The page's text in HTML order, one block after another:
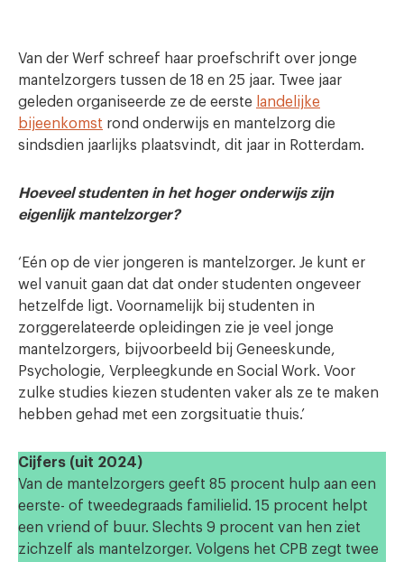
Van der Werf schreef haar proefschrift over jonge
mantelzorgers tussen de 18 en 25 jaar. Twee jaar
geleden organiseerde ze de eerste landelijke
bijeenkomst rond onderwijs en mantelzorg die
sindsdien jaarlijks plaatsvindt, dit jaar in Rotterdam.
Hoeveel studenten in het hoger onderwijs zijn
eigenlijk mantelzorger?
‘Eén op de vier jongeren is mantelzorger. Je kunt er
wel vanuit gaan dat dat onder studenten ongeveer
hetzelfde ligt. Voornamelijk bij studenten in
zorggerelateerde opleidingen zie je veel jonge
mantelzorgers, bijvoorbeeld bij Geneeskunde,
Psychologie, Verpleegkunde en Social Work. Voor
zulke studies kiezen studenten vaker als ze te maken
hebben gehad met een zorgsituatie thuis.’
Cijfers (uit 2024)
Van de mantelzorgers geeft 85 procent hulp aan een
eerste- of tweedegraads familielid. 15 procent helpt
een vriend of buur. Slechts 9 procent van hen ziet
zichzelf als mantelzorger. Volgens het CPB zegt twee